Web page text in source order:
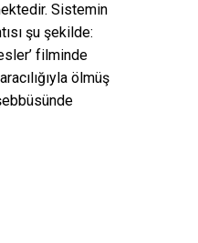
Sistemin
şu şekilde:
filminde
ölmüş